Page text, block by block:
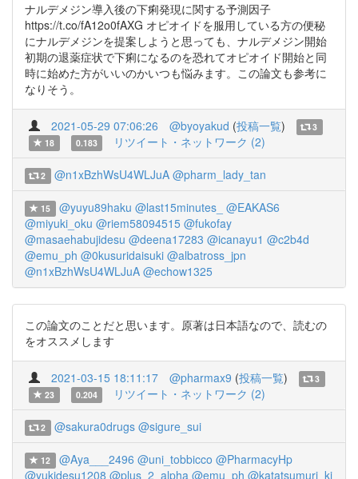
ナルデメジン導入後の下痢発現に関する予測因子
https://t.co/fA12o0fAXG オピオイドを服用している方の便秘
にナルデメジンを提案しようと思っても、ナルデメジン開始
初期の退薬症状で下痢になるのを恐れてオピオイド開始と同
時に始めた方がいいのかいつも悩みます。この論文も参考に
なりそう。
2021-05-29 07:06:26 @byoyakud (投稿一覧)
3
18
0.183 リツイート・ネットワーク (2)
2 @n1xBzhWsU4WLJuA @pharm_lady_tan
15 @yuyu89haku @last15minutes_ @EAKAS6
@miyuki_oku @riem58094515 @fukofay
@masaehabujidesu @deena17283 @icanayu1 @c2b4d
@emu_ph @0kusuridaisuki @albatross_jpn
@n1xBzhWsU4WLJuA @echow1325
この論文のことだと思います。原著は日本語なので、読むの
をオススメします
2021-03-15 18:11:17 @pharmax9 (投稿一覧)
3
23
0.204 リツイート・ネットワーク (2)
2 @sakura0drugs @sigure_sui
12 @Aya___2496 @uni_tobbicco @PharmacyHp
@yukidesu1208 @plus_2_alpha @emu_ph @katatsumuri_ki